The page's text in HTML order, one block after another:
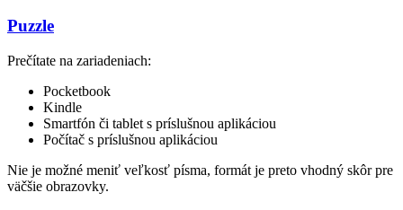
Puzzle
Prečítate na zariadeniach:
Pocketbook
Kindle
Smartfón či tablet s príslušnou aplikáciou
Počítač s príslušnou aplikáciou
Nie je možné meniť veľkosť písma, formát je preto vhodný skôr pre
väčšie obrazovky.